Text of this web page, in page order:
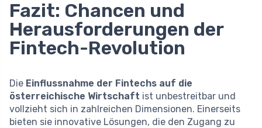
Fazit: Chancen und
Herausforderungen der
Fintech-Revolution
Die Einflussnahme der Fintechs auf die
österreichische Wirtschaft ist unbestreitbar und
vollzieht sich in zahlreichen Dimensionen. Einerseits
bieten sie innovative Lösungen, die den Zugang zu